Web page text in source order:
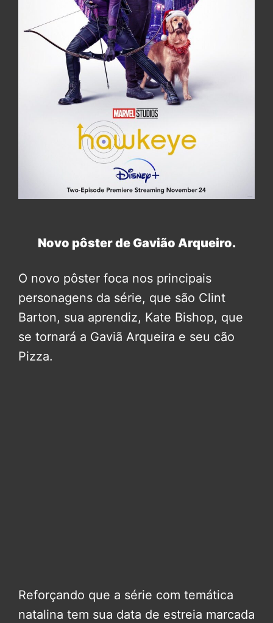
Novo pôster de Gavião Arqueiro.
O novo pôster foca nos principais
personagens da série, que são Clint
Barton, sua aprendiz, Kate Bishop, que
se tornará a Gaviã Arqueira e seu cão
Pizza.
Reforçando que a série com temática
natalina tem sua data de estreia marcada